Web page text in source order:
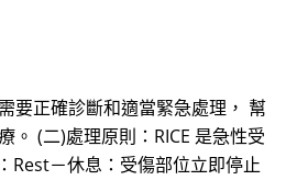
要正確診斷和適當緊急處理， 幫
。 (二)處理原則：RICE 是急性受
Rest－休息：受傷部位立即停止